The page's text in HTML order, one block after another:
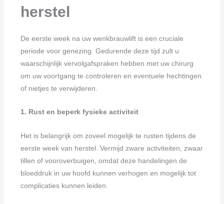
herstel
De eerste week na uw wenkbrauwlift is een cruciale
periode voor genezing. Gedurende deze tijd zult u
waarschijnlijk vervolgafspraken hebben met uw chirurg
om uw voortgang te controleren en eventuele hechtingen
of nietjes te verwijderen.
1. Rust en beperk fysieke activiteit
Het is belangrijk om zoveel mogelijk te rusten tijdens de
eerste week van herstel. Vermijd zware activiteiten, zwaar
tillen of vooroverbuigen, omdat deze handelingen de
bloeddruk in uw hoofd kunnen verhogen en mogelijk tot
complicaties kunnen leiden.